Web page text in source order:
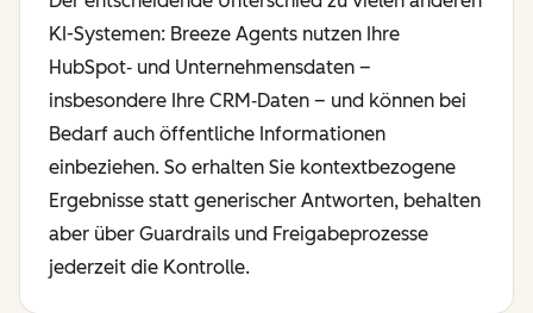
KI-Systemen: Breeze Agents nutzen Ihre
HubSpot‑ und Unternehmensdaten –
insbesondere Ihre CRM‑Daten – und können bei
Bedarf auch öffentliche Informationen
einbeziehen. So erhalten Sie kontextbezogene
Ergebnisse statt generischer Antworten, behalten
aber über Guardrails und Freigabeprozesse
jederzeit die Kontrolle.